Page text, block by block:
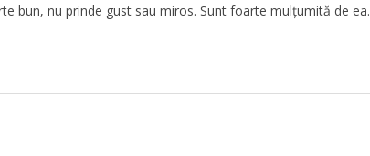
bun, nu prinde gust sau miros. Sunt foarte mulțumită de ea.